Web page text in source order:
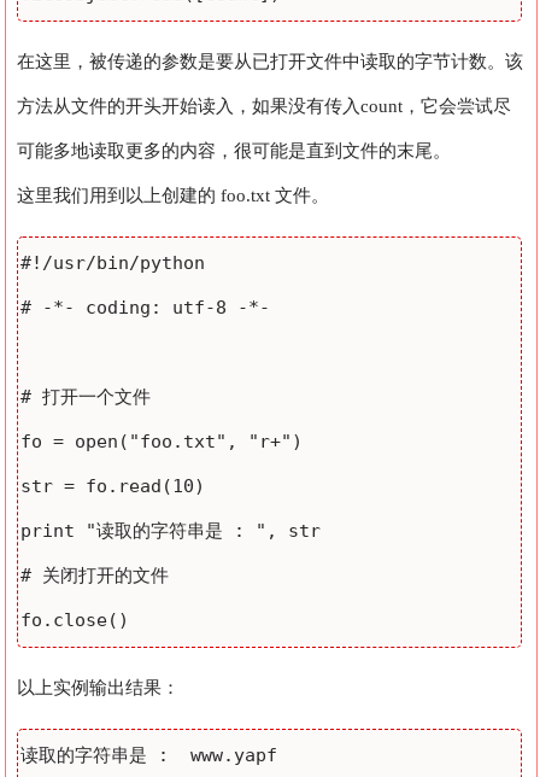
在这里，被传递的参数是要从已打开文件中读取的字节计数。该
方法从文件的开头开始读入，如果没有传入count，它会尝试尽
可能多地读取更多的内容，很可能是直到文件的末尾。
这里我们用到以上创建的 foo.txt 文件。
#!/usr/bin/python
# -*- coding: utf-8 -*-
# 打开一个文件
fo = open("foo.txt", "r+")
str = fo.read(10)
print "读取的字符串是 : ", str
# 关闭打开的文件
以上实例输出结果：